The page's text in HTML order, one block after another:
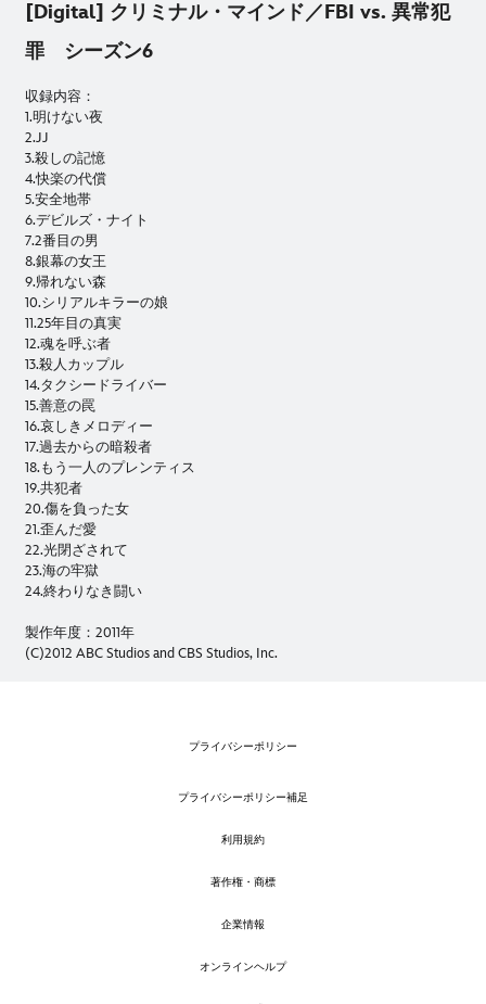
[Digital] クリミナル・マインド／FBI vs. 異常犯
罪 シーズン6
収録内容：
1.明けない夜
2.JJ
3.殺しの記憶
4.快楽の代償
5.安全地帯
6.デビルズ・ナイト
7.2番目の男
8.銀幕の女王
9.帰れない森
10.シリアルキラーの娘
11.25年目の真実
12.魂を呼ぶ者
13.殺人カップル
14.タクシードライバー
15.善意の罠
16.哀しきメロディー
17.過去からの暗殺者
18.もう一人のプレンティス
19.共犯者
20.傷を負った女
21.歪んだ愛
22.光閉ざされて
23.海の牢獄
24.終わりなき闘い
製作年度：2011年
(C)2012 ABC Studios and CBS Studios, Inc.
プライバシーポリシー
プライバシーポリシー補足
利用規約
著作権・商標
企業情報
オンラインヘルプ